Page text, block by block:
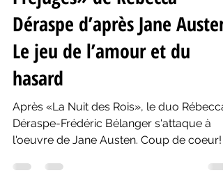
Théâtre: «Orgueil et
Préjugés» de Rébecca
Déraspe d’après Jane Austen:
Le jeu de l’amour et du
hasard
Après «La Nuit des Rois», le duo Rébecca